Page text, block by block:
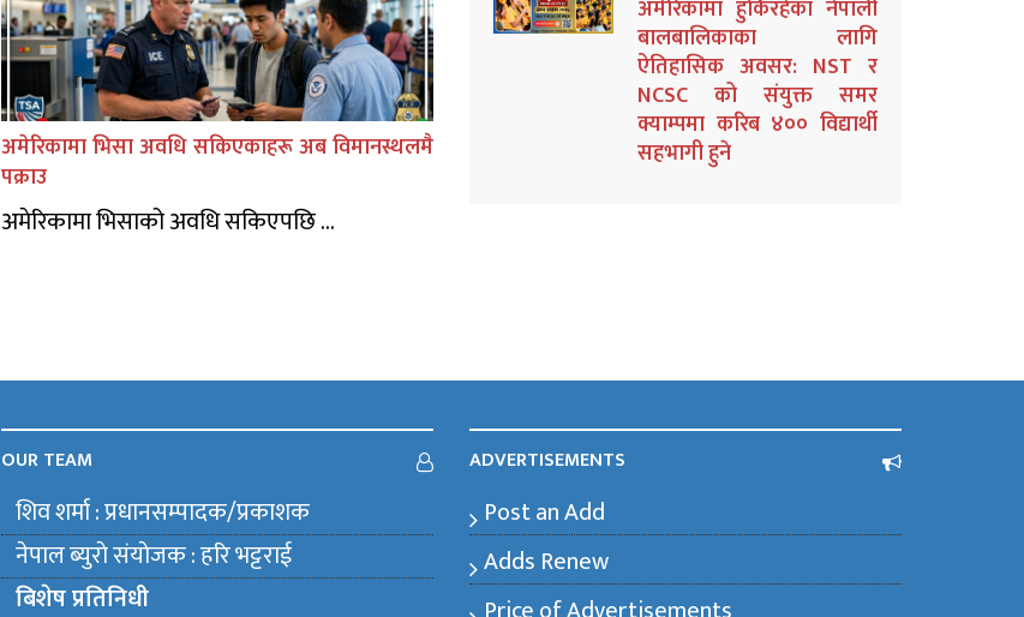
अमेरिकामा भिसा अवधि सकिएकाहरू अब विमानस्थलमै
पक्राउ
अमेरिकामा भिसाको अवधि सकिएपछि ...
अमेरिकामा हुर्किरहेका नेपाली
बालबालिकाका लागि
ऐतिहासिक अवसर: NST र
NCSC को संयुक्त समर
क्याम्पमा करिब ४०० विद्यार्थी
सहभागी हुने
OUR TEAM
शिव शर्मा : प्रधानसम्पादक/प्रकाशक
नेपाल ब्युराे संयाेजक : हरि भट्टराई
बिशेष प्रतिनिधी
ADVERTISEMENTS
Post an Add
Adds Renew